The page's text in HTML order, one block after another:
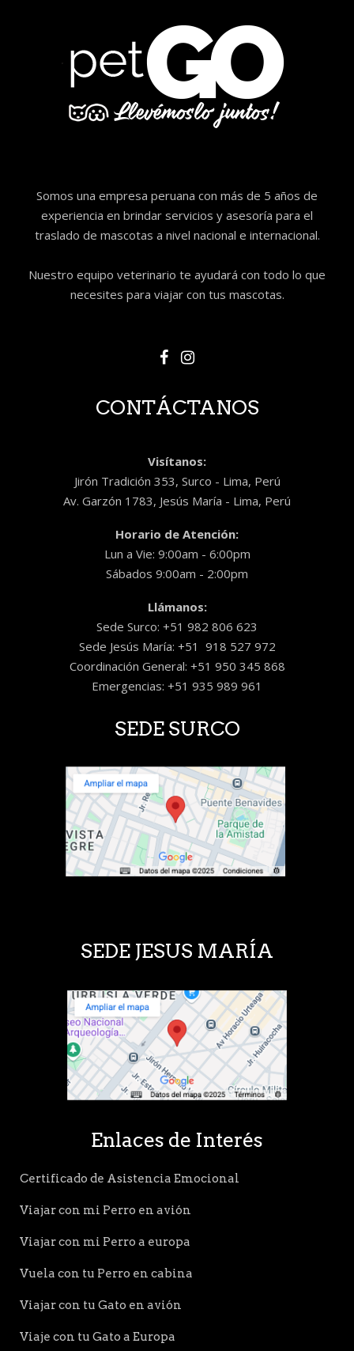
Somos una empresa peruana con más de 5 años de
experiencia en brindar servicios y asesoría para el
traslado de mascotas a nivel nacional e internacional.
Nuestro equipo veterinario te ayudará con todo lo que
necesites para viajar con tus mascotas.
CONTÁCTANOS
Visítanos:
Jirón Tradición 353, Surco - Lima, Perú
Av. Garzón 1783, Jesús María - Lima, Perú
Horario de Atención:
Lun a Vie: 9:00am - 6:00pm
Sábados 9:00am - 2:00pm
Llámanos:
Sede Surco: +51 982 806 623
Sede Jesús María: +51 918 527 972
Coordinación General: +51 950 345 868
Emergencias: +51 935 989 961
SEDE SURCO
SEDE JESUS MARÍA
Enlaces de Interés
Certificado de Asistencia Emocional
Viajar con mi Perro en avión
Viajar con mi Perro a europa
Vuela con tu Perro en cabina
Viajar con tu Gato en avión
Viaje con tu Gato a Europa